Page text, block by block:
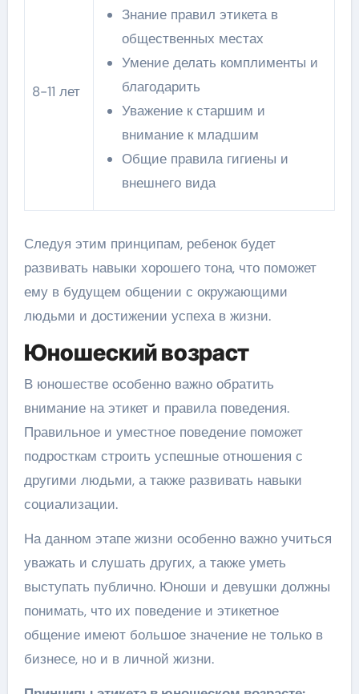
8-11 лет
Знание правил этикета в
общественных местах
Умение делать комплименты и
благодарить
Уважение к старшим и
внимание к младшим
Общие правила гигиены и
внешнего вида
Следуя этим принципам, ребенок будет
развивать навыки хорошего тона, что поможет
ему в будущем общении с окружающими
людьми и достижении успеха в жизни.
Юношеский возраст
В юношестве особенно важно обратить
внимание на этикет и правила поведения.
Правильное и уместное поведение поможет
подросткам строить успешные отношения с
другими людьми, а также развивать навыки
социализации.
На данном этапе жизни особенно важно учиться
уважать и слушать других, а также уметь
выступать публично. Юноши и девушки должны
понимать, что их поведение и этикетное
общение имеют большое значение не только в
бизнесе, но и в личной жизни.